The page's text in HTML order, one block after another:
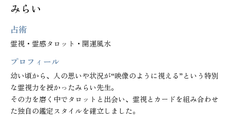
みらい
占術
霊視・霊感タロット・開運風水
プロフィール
幼い頃から、人の思いや状況が“映像のように視える”という特別
な霊視力を授かったみらい先生。
その力を磨く中でタロットと出会い、霊視とカードを組み合わせ
た独自の鑑定スタイルを確立しました。